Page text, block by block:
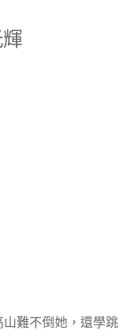
難不倒她，還學跳